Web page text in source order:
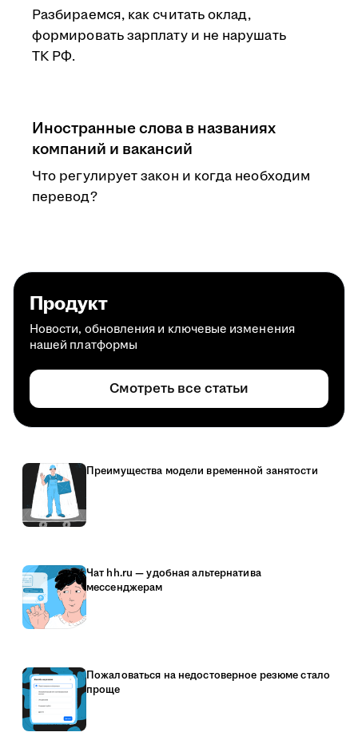
Разбираемся, как считать оклад,
формировать зарплату и не нарушать
ТК РФ.
Иностранные слова в названиях
компаний и вакансий
Что регулирует закон и когда необходим
перевод?
Продукт
Новости, обновления и ключевые изменения
нашей платформы
Смотреть все статьи
Преимущества модели временной занятости
Чат hh.ru — удобная альтернатива
мессенджерам
Пожаловаться на недостоверное резюме стало
проще